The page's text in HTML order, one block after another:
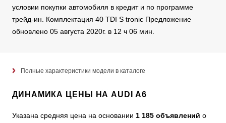
условии покупки автомобиля в кредит и по программе
трейд-ин. Комплектация 40 TDI S tronic Предложение
обновлено 05 августа 2020г. в 12 ч 06 мин.
Полные характеристики модели в каталоге
ДИНАМИКА ЦЕНЫ НА AUDI A6
Указана средняя цена на основании 1 185 объявлений о